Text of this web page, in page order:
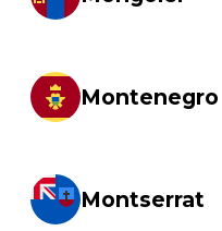
Montenegro
Montserrat